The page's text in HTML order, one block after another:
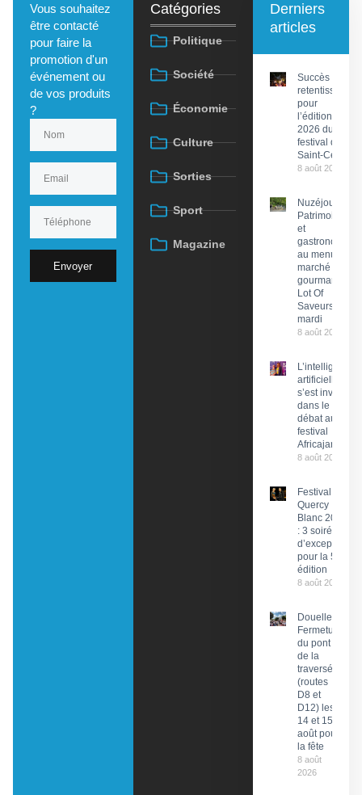
Vous souhaitez
être contacté
pour faire la
promotion d'un
événement ou
de vos produits
?
Envoyer
Catégories
Politique
Société
Économie
Culture
Sorties
Sport
Magazine
Derniers
articles
Succès
retentissant
pour
l’édition
2026 du
festival de
Saint-Céré
8 août 2026
Nuzéjouls :
Patrimoine
et
gastronomie
au menu du
marché
gourmand
Lot Of
Saveurs ce
mardi
8 août 2026
L’intelligence
artificielle
s’est invitée
dans le
débat au
festival
Africajarc
8 août 2026
Festival du
Quercy
Blanc 2026
: 3 soirées
d’exception
pour la 58e
édition
8 août 2026
Douelle :
Fermeture
du pont et
de la
traversée
(routes
D8 et
D12) les
14 et 15
août pour
la fête
8 août
2026